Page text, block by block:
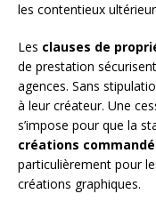
les contentieux
Les clauses de
de prestation
agences. Sans
à leur créateur. Une
s’impose pour que la
créations
particulièrement pour
créations graphiques.